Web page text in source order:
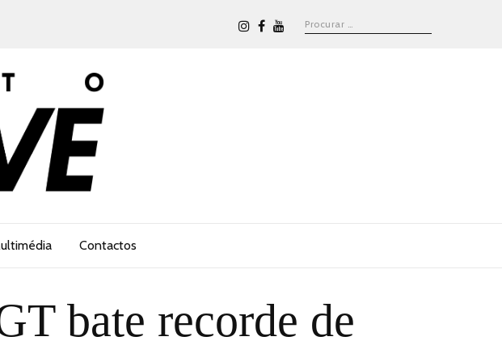
Contactos
bate recorde de